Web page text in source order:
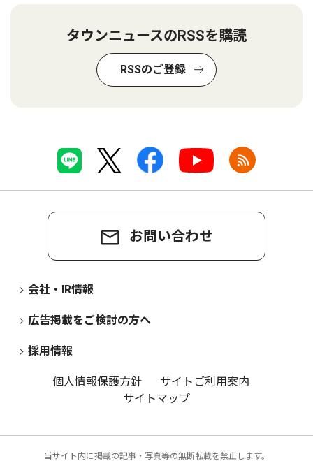
タウンニュースのRSSを購読
RSSのご登録
お問い合わせ
会社・IR情報
広告掲載をご検討の方へ
採用情報
個人情報保護方針
サイトご利用案内
サイトマップ
当サイト内に掲載の記事・写真等の無断転載を禁止します。